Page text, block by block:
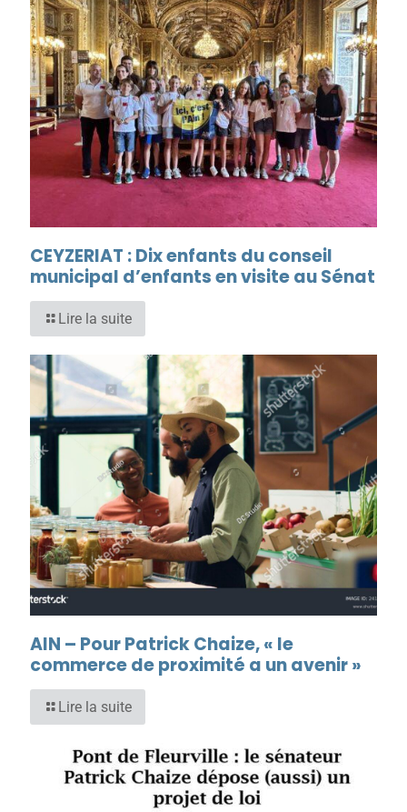
CEYZERIAT : Dix enfants du conseil
municipal d’enfants en visite au Sénat
Lire la suite
AIN – Pour Patrick Chaize, « le
commerce de proximité a un avenir »
Lire la suite